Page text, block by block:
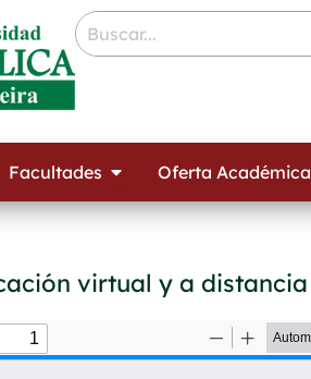
La Universidad
Facultades Open Facultades
Oferta Académica
virtual y a distancia